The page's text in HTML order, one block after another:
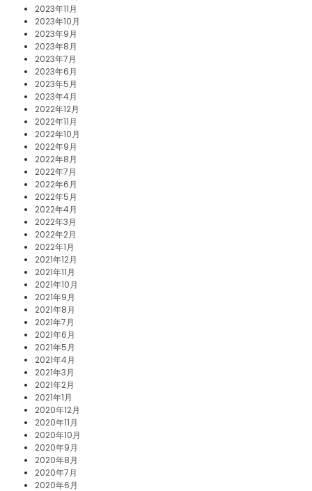
2023年11月
2023年10月
2023年9月
2023年8月
2023年7月
2023年6月
2023年5月
2023年4月
2022年12月
2022年11月
2022年10月
2022年9月
2022年8月
2022年7月
2022年6月
2022年5月
2022年4月
2022年3月
2022年2月
2022年1月
2021年12月
2021年11月
2021年10月
2021年9月
2021年8月
2021年7月
2021年6月
2021年5月
2021年4月
2021年3月
2021年2月
2021年1月
2020年12月
2020年11月
2020年10月
2020年9月
2020年8月
2020年7月
2020年6月